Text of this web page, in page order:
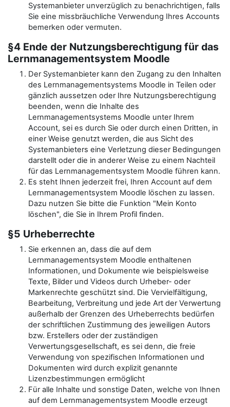
Systemanbieter unverzüglich zu benachrichtigen, falls
Sie eine missbräuchliche Verwendung Ihres Accounts
bemerken oder vermuten.
§4 Ende der Nutzungsberechtigung für das
Lernmanagementsystem Moodle
Der Systemanbieter kann den Zugang zu den Inhalten
des Lernmanagementsystems Moodle in Teilen oder
gänzlich aussetzen oder Ihre Nutzungsberechtigung
beenden, wenn die Inhalte des
Lernmanagementsystems Moodle unter Ihrem
Account, sei es durch Sie oder durch einen Dritten, in
einer Weise genutzt werden, die aus Sicht des
Systemanbieters eine Verletzung dieser Bedingungen
darstellt oder die in anderer Weise zu einem Nachteil
für das Lernmanagementsystem Moodle führen kann.
Es steht Ihnen jederzeit frei, Ihren Account auf dem
Lernmanagementsystem Moodle löschen zu lassen.
Dazu nutzen Sie bitte die Funktion "Mein Konto
löschen", die Sie in Ihrem Profil finden.
§5 Urheberrechte
Sie erkennen an, dass die auf dem
Lernmanagementsystem Moodle enthaltenen
Informationen, und Dokumente wie beispielsweise
Texte, Bilder und Videos durch Urheber- oder
Markenrechte geschützt sind. Die Vervielfältigung,
Bearbeitung, Verbreitung und jede Art der Verwertung
außerhalb der Grenzen des Urheberrechts bedürfen
der schriftlichen Zustimmung des jeweiligen Autors
bzw. Erstellers oder der zuständigen
Verwertungsgesellschaft, es sei denn, die freie
Verwendung von spezifischen Informationen und
Dokumenten wird durch explizit genannte
Lizenzbestimmungen ermöglicht
Für alle Inhalte und sonstige Daten, welche von Ihnen
auf dem Lernmanagementsystem Moodle erzeugt